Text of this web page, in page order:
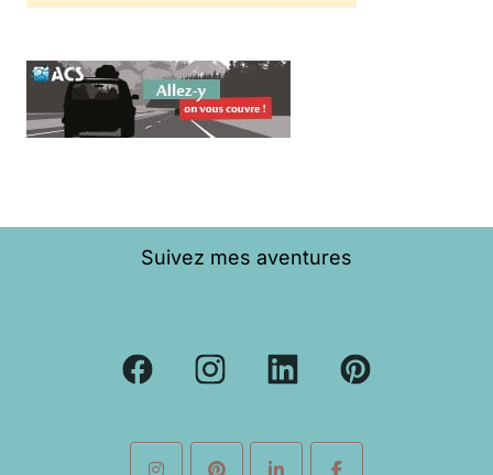
Suivez mes aventures